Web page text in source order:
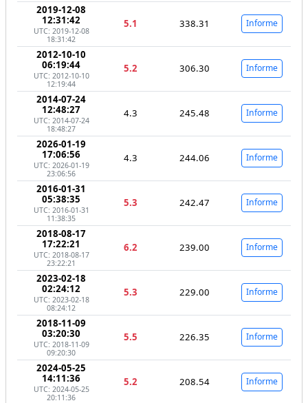
2019-12-08
12:31:42
UTC: 2019-12-08
18:31:42
5.1 338.31 Informe
2012-10-10
06:19:44
UTC: 2012-10-10
12:19:44
5.2 306.30 Informe
2014-07-24
12:48:27
UTC: 2014-07-24
18:48:27
4.3 245.48 Informe
2026-01-19
17:06:56
UTC: 2026-01-19
23:06:56
4.3 244.06 Informe
2016-01-31
05:38:35
UTC: 2016-01-31
11:38:35
5.3 242.47 Informe
2018-08-17
17:22:21
UTC: 2018-08-17
23:22:21
6.2 239.00 Informe
2023-02-18
02:24:12
UTC: 2023-02-18
08:24:12
5.3 229.00 Informe
2018-11-09
03:20:30
UTC: 2018-11-09
09:20:30
5.5 226.35 Informe
2024-05-25
14:11:36
UTC: 2024-05-25
20:11:36
5.2 208.54 Informe